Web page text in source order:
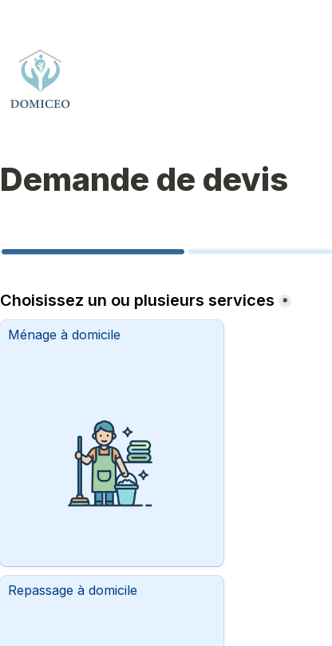
Demande de devis
Choisissez un ou plusieurs services *
Ménage à domicile
Repassage à domicile